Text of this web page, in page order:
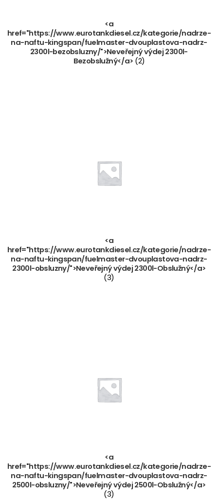
<a
href="https://www.eurotankdiesel.cz/kategorie/nadrze-
na-naftu-kingspan/fuelmaster-dvouplastova-nadrz-
2300l-bezobsluzny/">Neveřejný výdej 2300l-
Bezobslužný</a> (2)
<a
href="https://www.eurotankdiesel.cz/kategorie/nadrze-
na-naftu-kingspan/fuelmaster-dvouplastova-nadrz-
2300l-obsluzny/">Neveřejný výdej 2300l-Obslužný</a>
(3)
<a
href="https://www.eurotankdiesel.cz/kategorie/nadrze-
na-naftu-kingspan/fuelmaster-dvouplastova-nadrz-
2500l-obsluzny/">Neveřejný výdej 2500l-Obslužný</a>
(3)